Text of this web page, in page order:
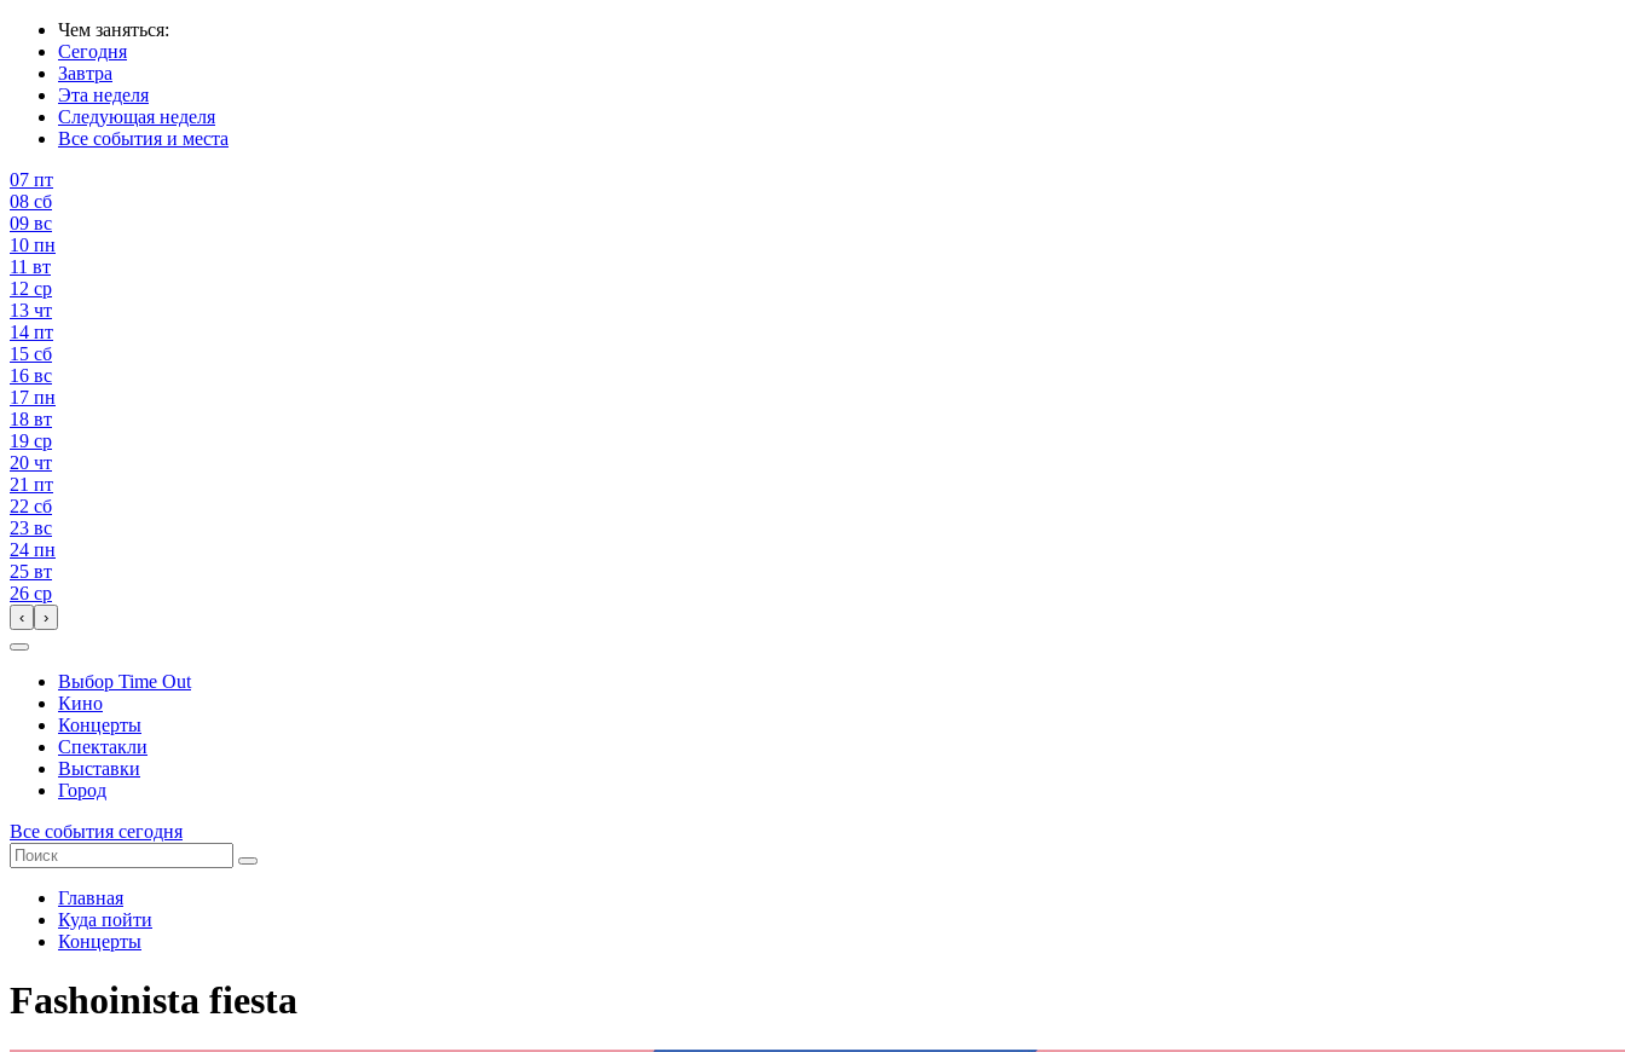
Чем заняться:
Сегодня
Завтра
Эта неделя
Следующая неделя
Все события и места
07 пт
08 сб
09 вс
10 пн
11 вт
12 ср
13 чт
14 пт
15 сб
16 вс
17 пн
18 вт
19 ср
20 чт
21 пт
22 сб
23 вс
24 пн
25 вт
26 ср
‹ ›
Выбор Time Out
Кино
Концерты
Спектакли
Выставки
Город
Все события сегодня
Главная
Куда пойти
Концерты
Fashoinista fiesta